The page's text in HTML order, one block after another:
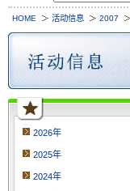
HOME 活动信息 2007
2026年
2025年
2024年